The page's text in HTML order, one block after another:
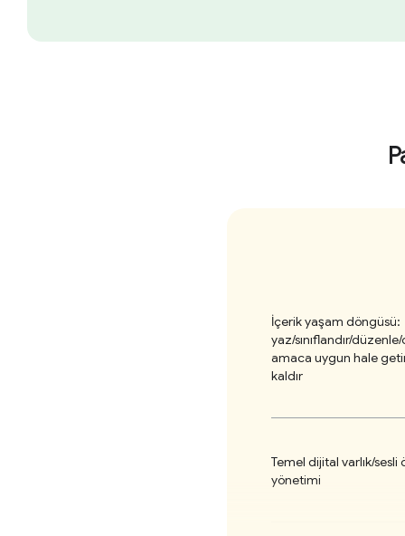
İçerik yaşam döngüsü:
yaz/sınıflandır/
amaca uygun hale
kaldır
Temel dijital varlık/
yönetimi